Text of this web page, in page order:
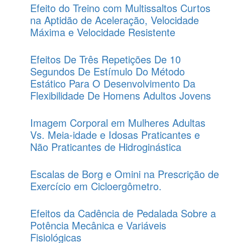
Efeito do Treino com Multissaltos Curtos
na Aptidão de Aceleração, Velocidade
Máxima e Velocidade Resistente
Efeitos De Três Repetições De 10
Segundos De Estímulo Do Método
Estático Para O Desenvolvimento Da
Flexibilidade De Homens Adultos Jovens
Imagem Corporal em Mulheres Adultas
Vs. Meia-idade e Idosas Praticantes e
Não Praticantes de Hidroginástica
Escalas de Borg e Omini na Prescrição de
Exercício em Cicloergômetro.
Efeitos da Cadência de Pedalada Sobre a
Potência Mecânica e Variáveis
Fisiológicas